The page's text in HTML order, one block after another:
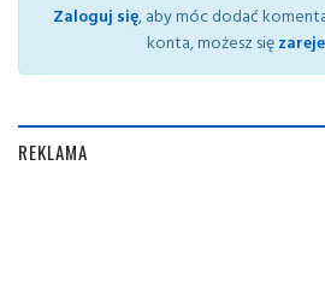
Zaloguj się, aby móc dodać
konta, możesz się
REKLAMA